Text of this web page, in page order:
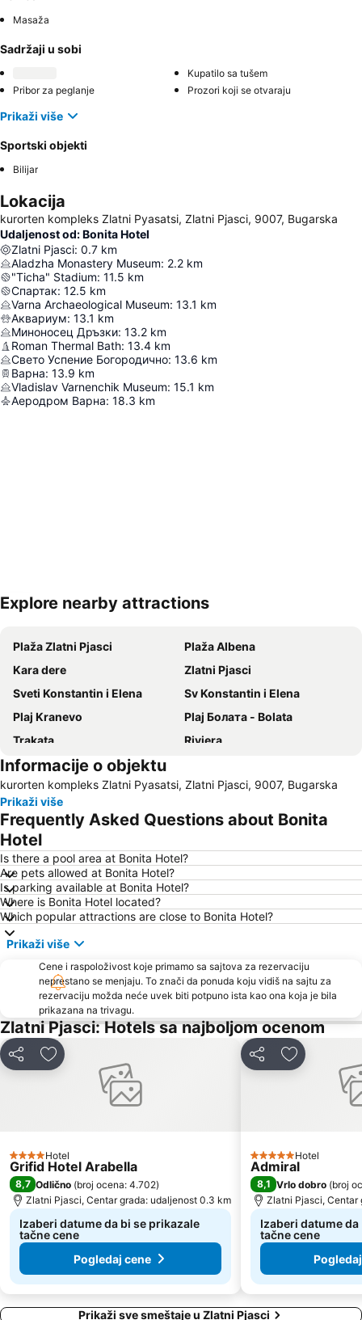
Masaža
Sadržaji u sobi
Kupatilo sa tušem
Pribor za peglanje
Prozori koji se otvaraju
Prikaži više
Sportski objekti
Bilijar
Lokacija
kurorten kompleks Zlatni Pyasatsi, Zlatni Pjasci, 9007, Bugarska
Udaljenost od: Bonita Hotel
Zlatni Pjasci: 0.7 km
Aladzha Monastery Museum: 2.2 km
"Ticha" Stadium: 11.5 km
Спартак: 12.5 km
Varna Archaeological Museum: 13.1 km
Аквариум: 13.1 km
Миноносец Дръзки: 13.2 km
Roman Thermal Bath: 13.4 km
Свето Успение Богородично: 13.6 km
Варна: 13.9 km
Vladislav Varnenchik Museum: 15.1 km
Аеродром Варна: 18.3 km
Explore nearby attractions
Plaža Zlatni Pjasci
Plaža Albena
Kara dere
Zlatni Pjasci
Sveti Konstantin i Elena
Sv Konstantin i Elena
Plaj Kranevo
Plaj Болата - Bolata
Trakata
Riviera
Pobeda
Bulgaran
rayon Asparuhovo
Nos Kaliakra
Informacije o objektu
kurorten kompleks Zlatni Pyasatsi, Zlatni Pjasci, 9007, Bugarska
Prikaži više
Frequently Asked Questions about Bonita
Hotel
Is there a pool area at Bonita Hotel?
Are pets allowed at Bonita Hotel?
Is parking available at Bonita Hotel?
Where is Bonita Hotel located?
Which popular attractions are close to Bonita Hotel?
Prikaži više
Cene i raspoloživost koje primamo sa sajtova za rezervaciju
neprestano se menjaju. To znači da ponuda koju vidiš na sajtu za
rezervaciju možda neće uvek biti potpuno ista kao ona koja je bila
prikazana na trivagu.
Zlatni Pjasci: Hotels sa najboljom ocenom
Deli Dodati u favorite
4 Zvezdice
Hotel
Grifid Hotel Arabella
8,7 Odlično (broj ocena: 4.702)
Zlatni Pjasci, Centar grada: udaljenost 0.3 km
Izaberi datume da bi se prikazale
tačne cene
Pogledaj cene
Deli Dodati u
5 Zvezdice
Hotel
Admiral
8,1 Vrlo dobro (broj
Zlatni Pjasci, Centar
Izaberi datume
tačne cene
Prikaži sve smeštaje u Zlatni Pjasci